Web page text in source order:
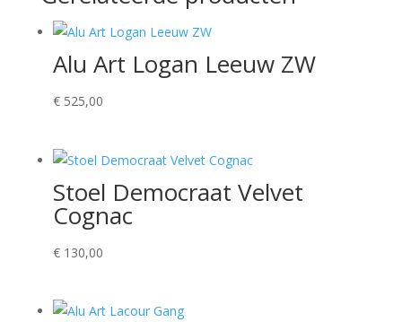
Alu Art Logan Leeuw ZW
€525,00
Stoel Democraat Velvet
Cognac
€130,00